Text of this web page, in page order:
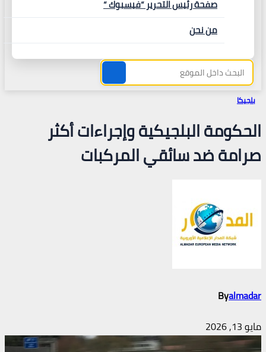
صفحة رئيس التحرير “فيسبوك “
من نحن
بلجيكا
الحكومة البلجيكية وإجراءات أكثر
صرامة ضد سائقي المركبات
Byalmadar
مايو 13, 2026